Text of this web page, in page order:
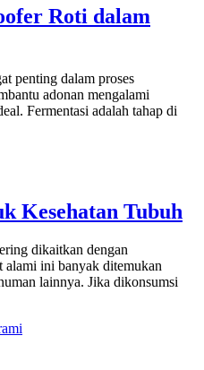
Roti dalam
penting dalam proses
adonan mengalami
Fermentasi adalah tahap di
Kesehatan Tubuh
dikaitkan dengan
alami ini banyak ditemukan
lainnya. Jika dikonsumsi